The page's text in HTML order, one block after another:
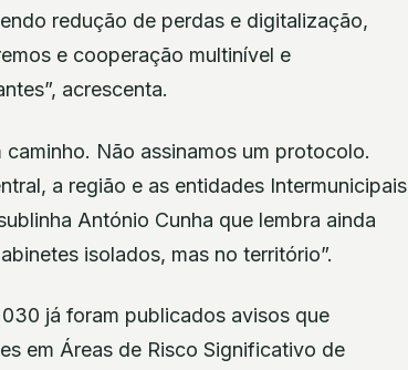
redução de perdas e digitalização,
e cooperação multinível e
acrescenta.
Não assinamos um protocolo.
a região e as entidades Intermunicipais
António Cunha que lembra ainda
isolados, mas no território”.
já foram publicados avisos que
em Áreas de Risco Significativo de